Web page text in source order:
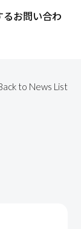
お問い合わ
to News List